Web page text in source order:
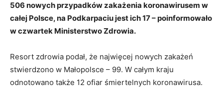
506 nowych przypadków zakażenia koronawirusem w
całej Polsce, na Podkarpaciu jest ich 17 – poinformowało
w czwartek Ministerstwo Zdrowia.
Resort zdrowia podał, że najwięcej nowych zakażeń
stwierdzono w Małopolsce – 99. W całym kraju
odnotowano także 12 ofiar śmiertelnych koronawirusa.